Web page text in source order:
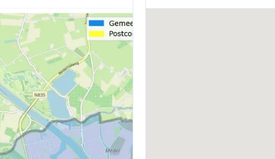
BOUWWIJZE
Bestaande bouw
VERWARMING
Cv-ketel, elektrische verwarming,
gaskachels en gedeeltelijke
vloerverwarming